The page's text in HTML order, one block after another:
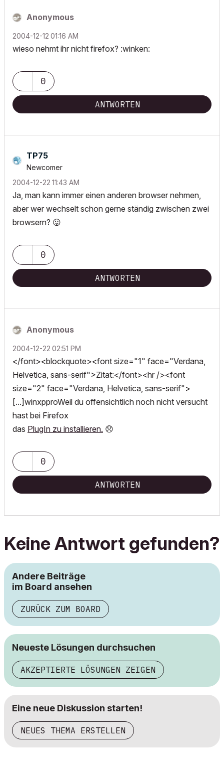
Anonymous
‎2004-12-12 01:16 AM
wieso nehmt ihr nicht firefox? :winken:
0
ANTWORTEN
TP75
Newcomer
‎2004-12-22 11:43 AM
Ja, man kann immer einen anderen browser nehmen,
aber wer wechselt schon gerne ständig zwischen zwei
browsern? 😛
0
ANTWORTEN
Anonymous
‎2004-12-22 02:51 PM
</font><blockquote><font size="1" face="Verdana,
Helvetica, sans-serif">Zitat:</font><hr /><font
size="2" face="Verdana, Helvetica, sans-serif">
[...]winxpproWeil du offensichtlich noch nicht versucht
hast bei Firefox
das PlugIn zu installieren. 😞
0
ANTWORTEN
Keine Antwort gefunden?
Andere Beiträge
im Board ansehen
ZURÜCK ZUM BOARD
Neueste Lösungen durchsuchen
AKZEPTIERTE LÖSUNGEN ZEIGEN
Eine neue Diskussion starten!
NEUES THEMA ERSTELLEN